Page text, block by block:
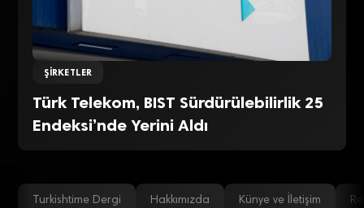
ŞIRKETLER
Türk Telekom, BIST Sürdürülebilirlik 25
Endeksi’nde Yerini Aldı
Turkishtime Dergi Hakkımızda Künye ve İletişim